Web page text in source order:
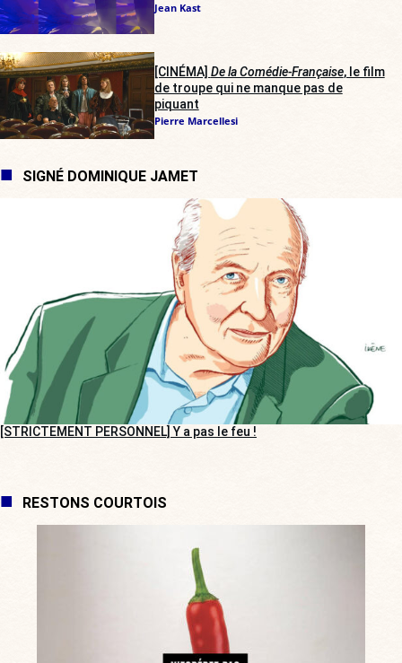
Jean Kast
[CINÉMA] De la Comédie-Française, le film
de troupe qui ne manque pas de
piquant
Pierre Marcellesi
SIGNÉ DOMINIQUE JAMET
[STRICTEMENT PERSONNEL] Y a pas le feu !
RESTONS COURTOIS